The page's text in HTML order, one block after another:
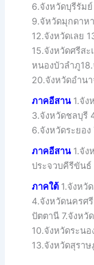
6.จังหวัดบุรีรัม
9.จัหวัดมุกดาห
12.จังหวัดเลย
15.จังหวัดศรีส
หนองบัวลำภู
20.จังหวัดอำน
ภาคอีสาน1.จัง
3.จังหวัดชลบุรี
6.จังหวัดระยอง
ภาคอีสาน1.จัง
ประจวบคีรีขันธ์
ภาคใต้1.จังหวั
4.จังหวัดนครศ
ปัตตานี 7.จังหวั
10.จังหวัดระนอ
13.จังหวัดสุรา